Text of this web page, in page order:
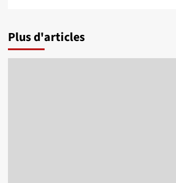
Plus d'articles